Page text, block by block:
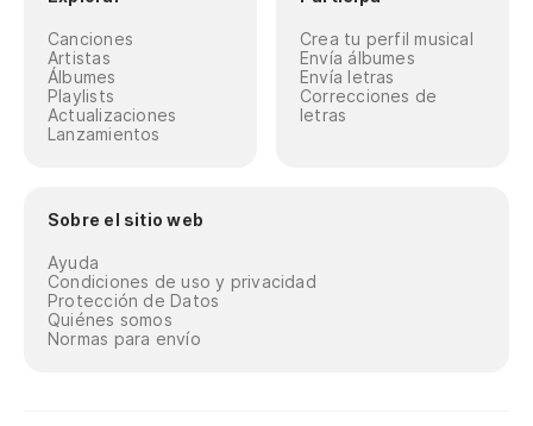
Canciones
Artistas
Álbumes
Playlists
Actualizaciones
Lanzamientos
Crea tu perfil musical
Envía álbumes
Envía letras
Correcciones de
letras
Sobre el sitio web
Ayuda
Condiciones de uso y privacidad
Protección de Datos
Quiénes somos
Normas para envío